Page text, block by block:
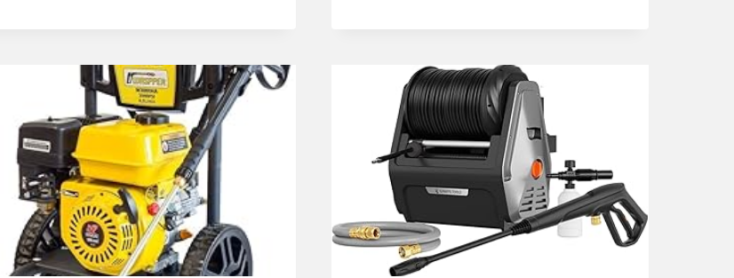
–
LEISTUNGSSTARKER
HOCHDRUCKREINIGER
PROFESSIONELLE
ERGEBNISSE
UND
…
MM,
FLÄCHENREINIGER,
TERRASSENREINIGER
AUS
EDELSTAHL
MIT
4
RÄDERN,